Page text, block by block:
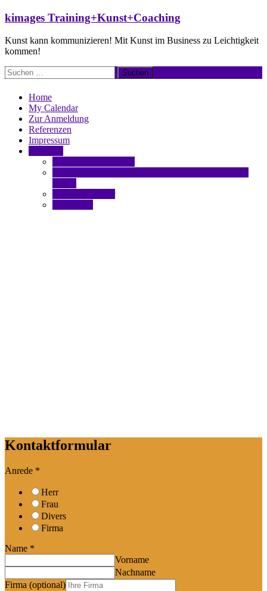
Zum
springen
kimages Training+Kunst+Coaching
Kunst kann kommunizieren! Mit Kunst im Business zu Leichtigkeit
kommen!
Suchen
nach:
Home
My Calendar
Zur Anmeldung
Referenzen
Impressum
Kontaktformular
Anrede *
Herr
Frau
Divers
Firma
Name *
Vorname
Nachname
Firma (optional)